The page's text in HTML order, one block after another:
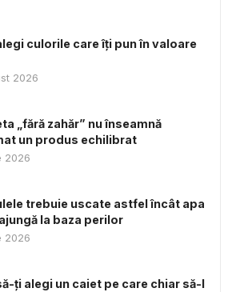
culorile care îți pun în valoare
2026
„fără zahăr” nu înseamnă
un produs echilibrat
2026
trebuie uscate astfel încât apa
la baza perilor
2026
ți alegi un caiet pe care chiar să-l